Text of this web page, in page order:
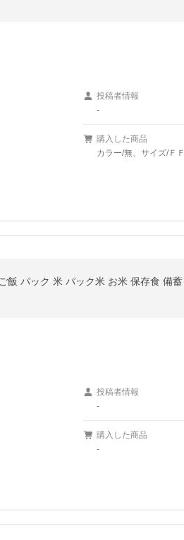
投稿者情報
-
購入した商品
カラー/無、サイズ/ＦＦ
飯 パック 米 パック米 お米 保存食 備蓄
投稿者情報
-
購入した商品
-